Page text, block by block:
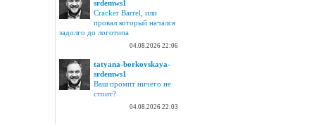
srdemws1
Cracker Barrel, или
провал который начался
задолго до логотипа
04.08.2026 22:06
tatyana-borkovskaya-
srdemws1
Ваш промпт ничего не
стоит?
04.08.2026 22:03